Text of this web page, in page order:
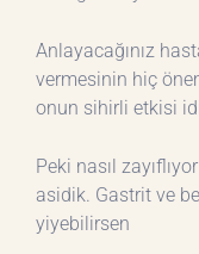
Anlayacağınız
vermesinin hiç
onun sihirli etkisi
Peki nasıl
asidik. Gastrit ve
yiyebilirsen